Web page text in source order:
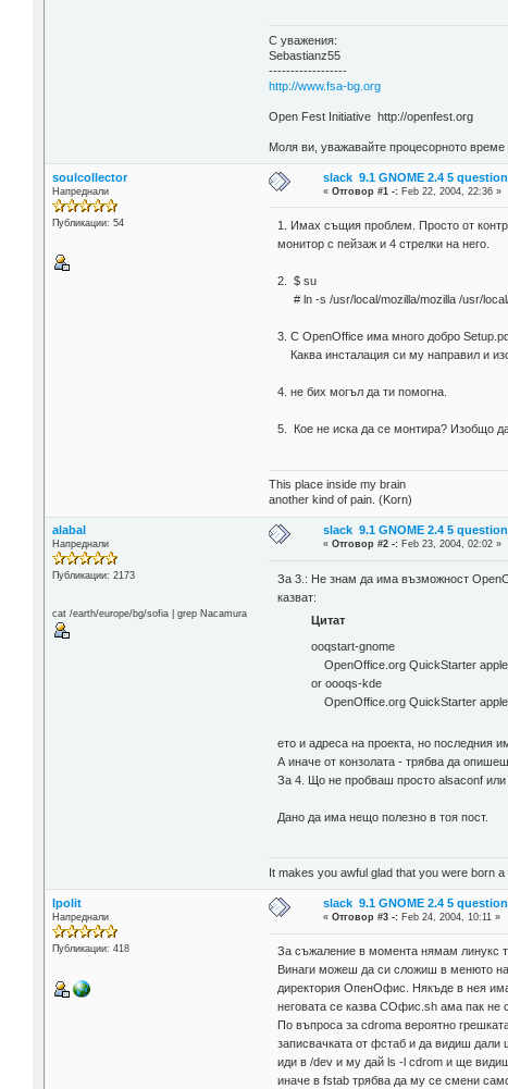
С уважения:
Sebastianz55
------------------
http://www.fsa-bg.org
Open Fest Initiative http://openfest.org
Моля ви, уважавайте процесорното
soulcollector
Напреднали
Публикации: 54
slack 9.1 GNOME 2.4 5
«Отговор #1 -: Feb 22, 2004, 22:36 »
1. Имах същия проблем. Просто от
монитор с пейзаж и 4 стрелки на него.
2. $ su
# ln -s /usr/local/mozilla/mozilla /usr/
3. С OpenOffice има много добро
Каква инсталация си му направил и
4. не бих могъл да ти помогна.
5. Кое не иска да се монтира? Изобщо
This place inside my brain
another kind of pain. (Korn)
alabal
Напреднали
Публикации: 2173
cat /earth/europe/bg/sofia | grep Nacamura
slack 9.1 GNOME 2.4 5
«Отговор #2 -: Feb 23, 2004, 02:02 »
За 3.: Не знам да има възможност
казват:
Цитат
ooqstart-gnome
OpenOffice.org QuickStarter
or oooqs-kde
OpenOffice.org QuickStarter
ето и адреса на проекта, но последния
А иначе от конзолата - трябва да
За 4. Що не пробваш просто alsaconf или
Дано да има нещо полезно в тоя пост.
It makes you awful glad that you were born a
Ipolit
Напреднали
Публикации: 418
slack 9.1 GNOME 2.4 5
«Отговор #3 -: Feb 24, 2004, 10:11 »
За съжаление в момента нямам линукс
Винаги можеш да си сложиш в менюто
директория ОпенОфис. Някъде в нея
неговата се казва СОфис.sh ама пак не
По въпроса за cdroma вероятно
записвачката от фстаб и да видиш дали
иди в /dev и му дай ls -l cdrom и ще
иначе в fstab трябва да му се смени